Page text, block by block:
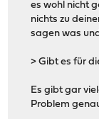
es wohl nicht
nichts zu
sagen was
> Gibt es für
Es gibt gar
Problem